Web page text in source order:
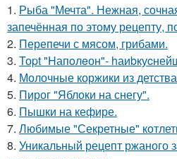
1. Рыба "Мечта". Нежная,
запечённая по этому рецепту,
2. Перепечи с мясом, грибами.
3. Тоpt "Hапoлeон"-
4. Молочные коржики из
5. Пирог "Яблоки на снегу".
6. Пышки на кефире.
7. Любимые "Секретные"
8. Уникальный рецепт ржаного